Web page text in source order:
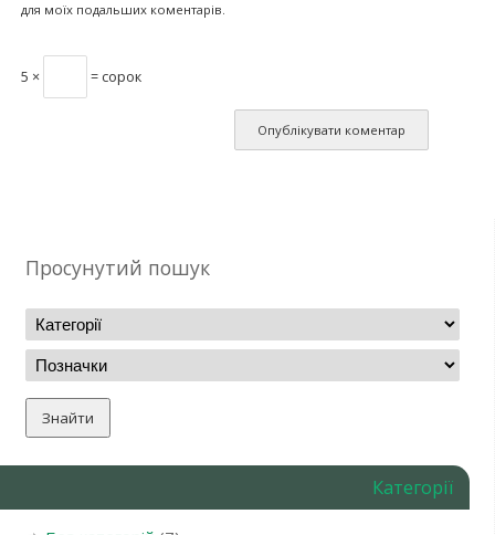
для моїх подальших коментарів.
5 × = сорок
Просунутий пошук
Категорії